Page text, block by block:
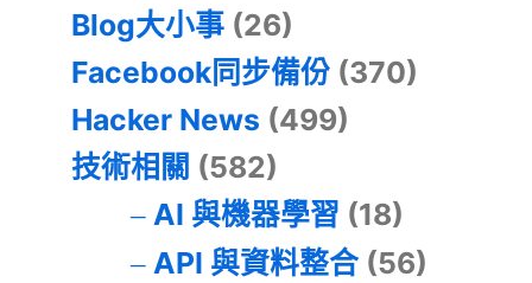
Blog大小事 (26)
Facebook同步備份 (370)
Hacker News (499)
技術相關 (582)
AI 與機器學習 (18)
API 與資料整合(56)